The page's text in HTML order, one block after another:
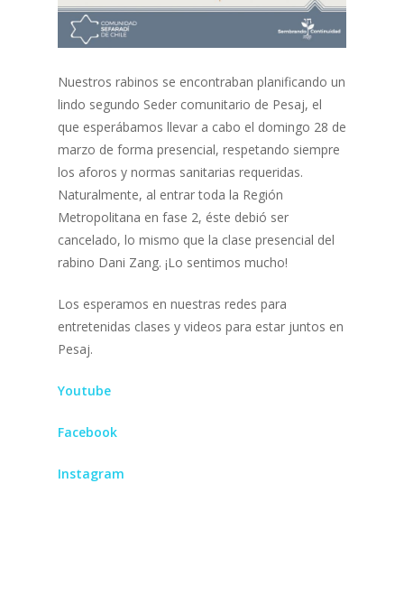
Nuestros rabinos se encontraban planificando un
lindo segundo Seder comunitario de Pesaj, el
que esperábamos llevar a cabo el domingo 28 de
marzo de forma presencial, respetando siempre
los aforos y normas sanitarias requeridas.
Naturalmente, al entrar toda la Región
Metropolitana en fase 2, éste debió ser
cancelado, lo mismo que la clase presencial del
rabino Dani Zang. ¡Lo sentimos mucho!
Los esperamos en nuestras redes para
entretenidas clases y videos para estar juntos en
Pesaj.
Youtube
Facebook
Instagram